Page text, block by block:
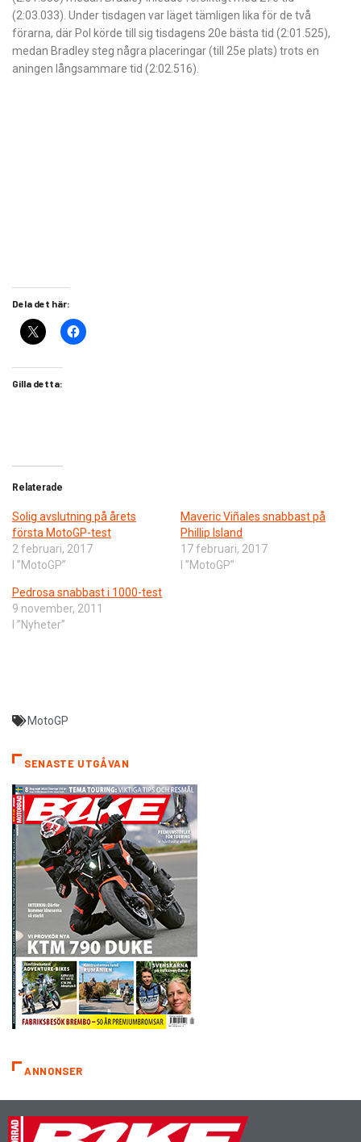
(2:03.033). Under tisdagen var läget tämligen lika för de två
förarna, där Pol körde till sig tisdagens 20e bästa tid (2:01.525),
medan Bradley steg några placeringar (till 25e plats) trots en
aningen långsammare tid (2:02.516).
Dela det här:
Gilla detta:
Relaterade
Solig avslutning på årets
första MotoGP-test
2 februari, 2017
I ”MotoGP”
Maveric Viñales snabbast på
Phillip Island
17 februari, 2017
I ”MotoGP”
Pedrosa snabbast i 1000-test
9 november, 2011
I ”Nyheter”
MotoGP
SENASTE UTGÅVAN
ANNONSER